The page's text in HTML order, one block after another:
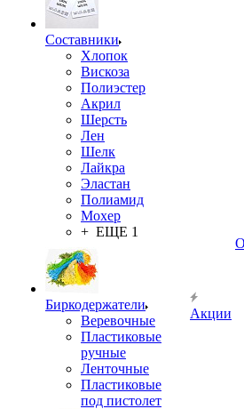
Составники
Хлопок
Вискоза
Полиэстер
Акрил
Шерсть
Лен
Шелк
Лайкра
Эластан
Полиамид
Мохер
+ ЕЩЕ 1
Биркодержатели
Веревочные
Пластиковые
ручные
Ленточные
Пластиковые
под пистолет
Акции